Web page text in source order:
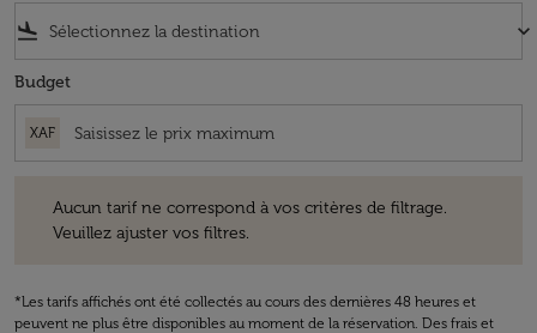
flight_land keyboard_arrow_down
Budget
XAF
Aucun tarif ne correspond à vos critères de filtrage.
Veuillez ajuster vos filtres.
*Les tarifs affichés ont été collectés au cours des dernières 48 heures et
peuvent ne plus être disponibles au moment de la réservation. Des frais et